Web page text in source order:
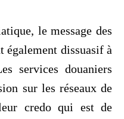
le message des
également dissuasif à
services douaniers
sur les réseaux de
credo qui est de